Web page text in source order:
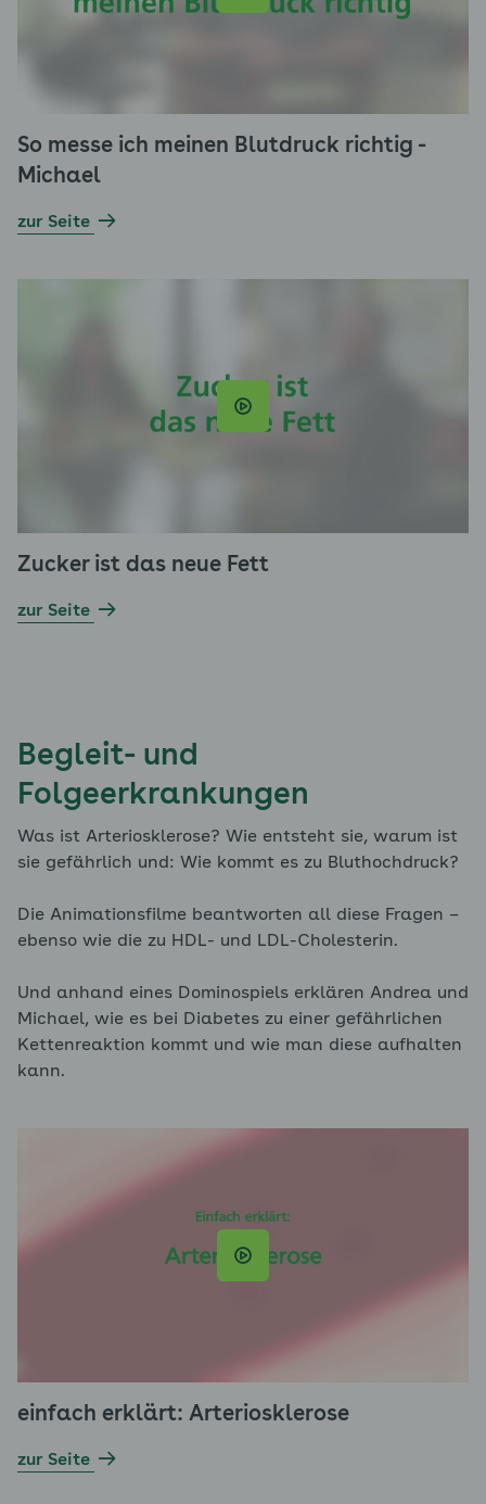
So messe ich meinen Blutdruck richtig -
Michael
zur Seite
Zucker ist das neue Fett
zur Seite
Begleit- und
Folgeerkrankungen
Was ist Arteriosklerose? Wie entsteht sie, warum ist
sie gefährlich und: Wie kommt es zu Bluthochdruck?
Die Animationsfilme beantworten all diese Fragen –
ebenso wie die zu HDL- und LDL-Cholesterin.
Und anhand eines Dominospiels erklären Andrea und
Michael, wie es bei Diabetes zu einer gefährlichen
Kettenreaktion kommt und wie man diese aufhalten
kann.
einfach erklärt: Arteriosklerose
zur Seite